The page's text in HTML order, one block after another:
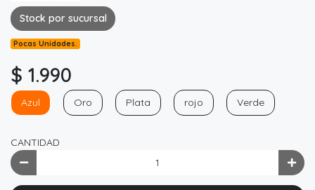
Stock por sucursal
Pocas Unidades.
$ 1.990
Azul Oro Plata rojo Verde
CANTIDAD